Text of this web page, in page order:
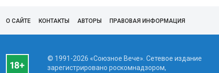
О САЙТЕ КОНТАКТЫ АВТОРЫ ПРАВОВАЯ ИНФОРМАЦИЯ
© 1991-2026 «Союзное Вече». Сетевое издание
зарегистрировано роскомнадзором,